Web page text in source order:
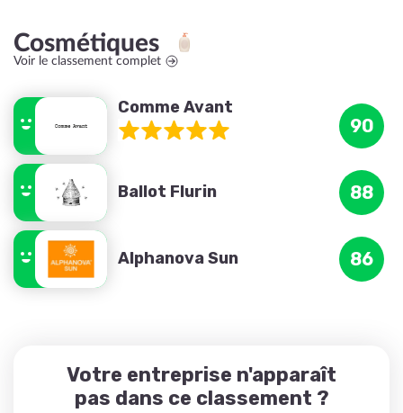
Cosmétiques
Voir le classement complet
Comme Avant
90
Ballot Flurin 88
Alphanova Sun 86
Votre entreprise n'apparaît
pas dans ce classement ?